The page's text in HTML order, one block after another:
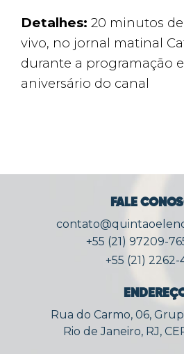
Detalhes: 20 minutos
vivo, no jornal matinal
durante a programação
aniversário do canal
FALE
+55 (21) 97209-
+55 (21) 2262-
Rua do Carmo, 06,
Rio de Janeiro, RJ,